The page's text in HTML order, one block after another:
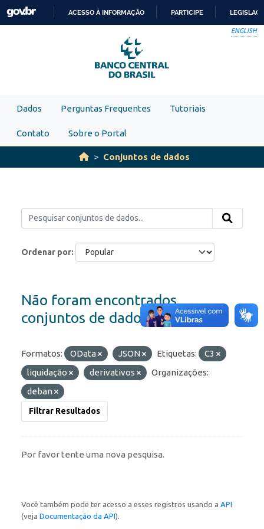
Skip to main content
PARA
O
CONTEÚDO
ACESSO À INFORMAÇÃO PARTICIPE
ENGLISH
Dados Perguntas Frequentes Tutoriais
Contato Sobre o Portal
Conjuntos de dados
Ordenar por
Não foram encontrados
conjuntos de dados
Formatos: OData JSON Etiquetas:
C3
liquidação
derivativos
Organizações:
deban
Filtrar Resultados
Por favor tente uma nova pesquisa.
Você também pode ter acesso a esses registros usando a API
(veja Documentação da API).